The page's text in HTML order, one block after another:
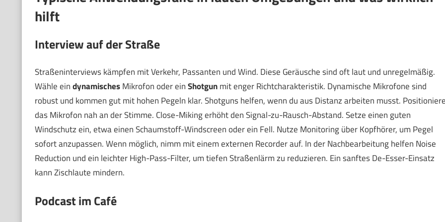
hilft
Interview auf der Straße
Straßeninterviews kämpfen mit Verkehr, Passanten und Wind. Diese Geräusche sind oft laut und unregelmäßig.
Wähle eindynamischesMikrofon oder einShotgunmit enger Richtcharakteristik. Dynamische Mikrofone sind
robust und kommen gut mit hohen Pegeln klar. Shotguns helfen, wenn du aus Distanz arbeiten musst.
das Mikrofon nah an der Stimme. Close-Miking erhöht den Signal-zu-Rausch-Abstand. Setze einen guten
Windschutz ein, etwa einen Schaumstoff-Windscreen oder ein Fell. Nutze Monitoring über Kopfhörer, um Pegel
sofort anzupassen. Wenn möglich, nimm mit einem externen Recorder auf. In der Nachbearbeitung helfen Noise
Reduction und ein leichter High-Pass-Filter, um tiefen Straßenlärm zu reduzieren. Ein sanftes De-Esser-Einsatz
kann Zischlaute mindern.
Podcast im Café